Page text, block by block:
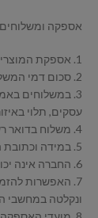
אספקה ומשלוחים
1. אספקת המוצרים לרוכשים מבוצעת באמצעות חבר דואר ישראל, במסגרת זמן ההספקה של דואר ישראל ויתכנו עיכובים.
2. סכום דמי המשלוח יופיע בתום תהליך ההזמנה תחת הפריטים שבחר הלקוח לרכוש וייגבה בעת ביצוע ההזמנה.
עסקים, תלוי
4. משלוח בדואר רשום – זמן השילוח תלוי בדואר ישראל, אך ההתחייבות שלהם הנה עד 14 ימי עסקים לכל היותר.
5. במידה וכתובת המשלוח נמצאת ביישובים אליהם דואר שליחים אינה מגיעה, ההזמנה תישלח באמצעות דואר רשום – או – דואר חבילות.
6. החברה אינה יכולה לקחת אחריות על עיכובים של דואר ישראל.
7. האפשרות
ונקלטה במחשבי